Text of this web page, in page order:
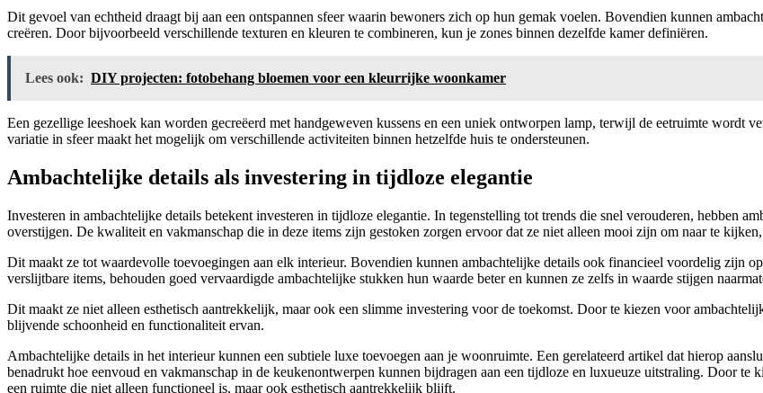
Dit gevoel van echtheid draagt bij aan een ontspannen sfeer waarin bewoners zich op hun gemak voelen. Bovendien kunnen
creëren. Door bijvoorbeeld verschillende texturen en kleuren te combineren, kun je zones binnen dezelfde kamer definiëren.
Lees ook: DIY projecten: fotobehang bloemen voor een kleurrijke woonkamer
Een gezellige leeshoek kan worden gecreëerd met handgeweven kussens en een uniek ontworpen lamp, terwijl de eetruimte wordt
variatie in sfeer maakt het mogelijk om verschillende activiteiten binnen hetzelfde huis te ondersteunen.
Ambachtelijke details als investering in tijdloze elegantie
Investeren in ambachtelijke details betekent investeren in tijdloze elegantie. In tegenstelling tot trends die snel verouderen, hebben
overstijgen. De kwaliteit en vakmanschap die in deze items zijn gestoken zorgen ervoor dat ze niet alleen mooi zijn om naar te
Dit maakt ze tot waardevolle toevoegingen aan elk interieur. Bovendien kunnen ambachtelijke details ook financieel voordelig zijn
verslijtbare items, behouden goed vervaardigde ambachtelijke stukken hun waarde beter en kunnen ze zelfs in waarde stijgen
Dit maakt ze niet alleen esthetisch aantrekkelijk, maar ook een slimme investering voor de toekomst. Door te kiezen voor
blijvende schoonheid en functionaliteit ervan.
Ambachtelijke details in het interieur kunnen een subtiele luxe toevoegen aan je woonruimte. Een gerelateerd artikel dat hierop
benadrukt hoe eenvoud en vakmanschap in de keukenontwerpen kunnen bijdragen aan een tijdloze en luxueuze uitstraling. Door
een ruimte die niet alleen functioneel is, maar ook esthetisch aantrekkelijk blijft.